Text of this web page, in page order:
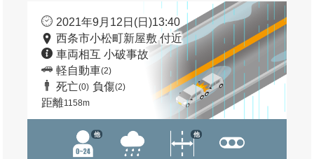
2021年9月12日(日)13:40
西条市小松町新屋敷 付近
車両相互 小破事故
軽自動車(2)
死亡(0) 負傷(2)
距離1158m
他 他